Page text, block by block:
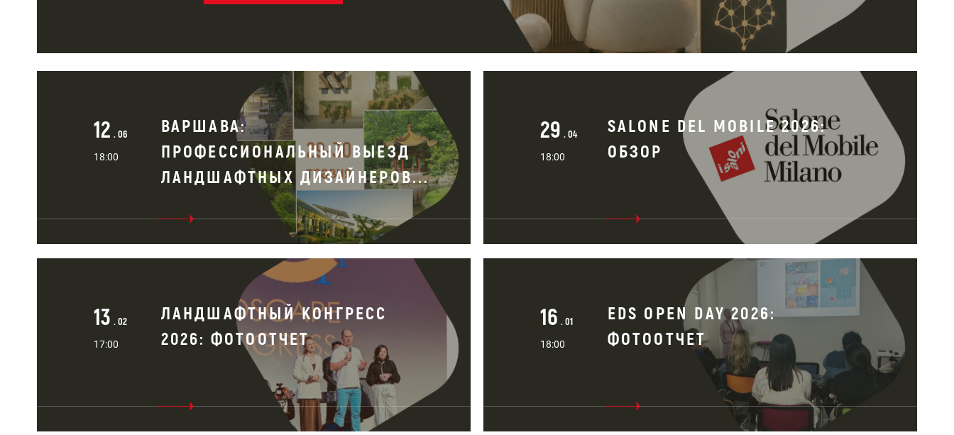
12 . 06
18:00
ВАРШАВА:
ПРОФЕССИОНАЛЬНЫЙ ВЫЕЗД
ЛАНДШАФТНЫХ ДИЗАЙНЕРОВ...
29 . 04
18:00
SALONE DEL MOBILE 2026:
ОБЗОР
13 . 02
17:00
ЛАНДШАФТНЫЙ КОНГРЕСС
2026: ФОТООТЧЕТ
16 . 01
18:00
EDS OPEN DAY 2026:
ФОТООТЧЕТ